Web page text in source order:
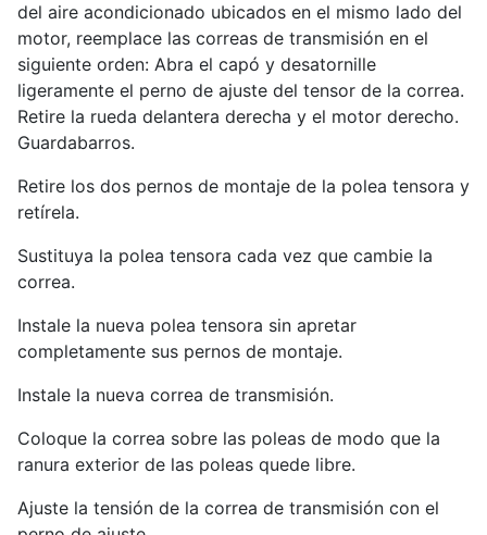
del aire acondicionado ubicados en el mismo lado del
motor, reemplace las correas de transmisión en el
siguiente orden: Abra el capó y desatornille
ligeramente el perno de ajuste del tensor de la correa.
Retire la rueda delantera derecha y el motor derecho.
Guardabarros.
Retire los dos pernos de montaje de la polea tensora y
retírela.
Sustituya la polea tensora cada vez que cambie la
correa.
Instale la nueva polea tensora sin apretar
completamente sus pernos de montaje.
Instale la nueva correa de transmisión.
Coloque la correa sobre las poleas de modo que la
ranura exterior de las poleas quede libre.
Ajuste la tensión de la correa de transmisión con el